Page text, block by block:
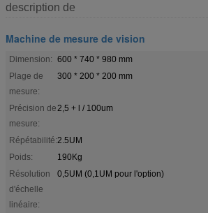
description de
Machine de mesure de vision
Dimension: 600 * 740 * 980 mm
Plage de
mesure:
300 * 200 * 200 mm
Précision de
mesure:
2,5 + l / 100um
Répétabilité:2.5UM
Poids:
190Kg
Résolution
d'échelle
linéaire:
0,5UM (0,1UM pour l'option)